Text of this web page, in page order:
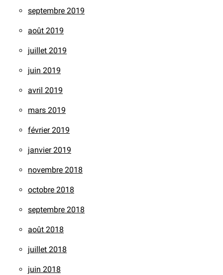
septembre 2019
août 2019
juillet 2019
juin 2019
avril 2019
mars 2019
février 2019
janvier 2019
novembre 2018
octobre 2018
septembre 2018
août 2018
juillet 2018
juin 2018